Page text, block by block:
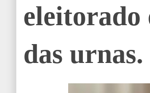
eleitorado
das urnas.